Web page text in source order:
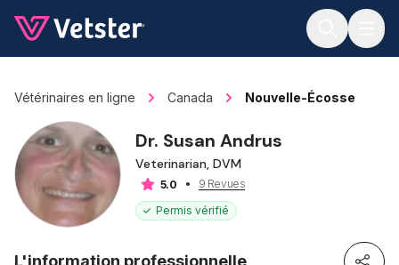
Vétérinaires en ligne Canada Nouvelle-Écosse
Dr. Susan Andrus
Veterinarian, DVM
5.0
9 Revues
Permis vérifié
L'information professionnelle